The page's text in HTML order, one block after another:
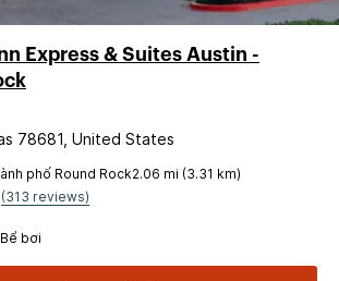
Express & Suites Austin -
78681, United States
phố Round Rock2.06 mi (3.31 km)
(313 reviews)
Bể bơi